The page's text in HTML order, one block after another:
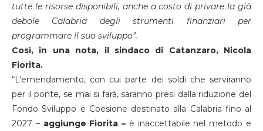
tutte le risorse disponibili, anche a costo di privare la già
debole Calabria degli strumenti finanziari per
programmare il suo sviluppo”.
Così, in una nota, il sindaco di Catanzaro, Nicola
Fiorita.
“L’emendamento, con cui parte dei soldi che serviranno
per il ponte, se mai si farà, saranno presi dalla riduzione del
Fondo Sviluppo e Coesione destinato alla Calabria fino al
2027 –aggiunge Fiorita – è inaccettabile nel metodo e